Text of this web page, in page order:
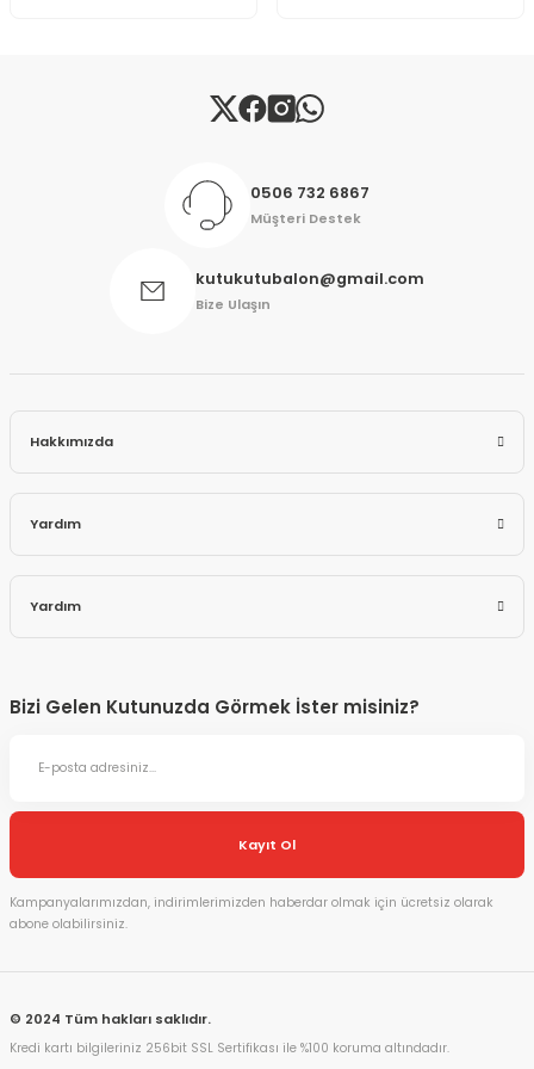
Gönder
0506 732 6867
Müşteri Destek
kutukutubalon@gmail.com
Bize Ulaşın
Hakkımızda
Yardım
Yardım
Bizi Gelen Kutunuzda Görmek İster misiniz?
Kayıt Ol
Kampanyalarımızdan, indirimlerimizden haberdar olmak için ücretsiz olarak
abone olabilirsiniz.
© 2024 Tüm hakları saklıdır.
Kredi kartı bilgileriniz 256bit SSL Sertifikası ile %100 koruma altındadır.